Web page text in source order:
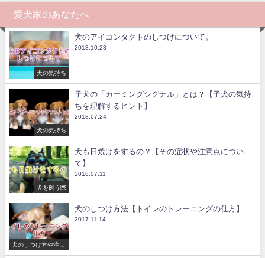
愛犬家のあなたへ
犬の気持ち
犬のアイコンタクトのしつけについて。
2018.10.23
犬の気持ち
子犬の「カーミングシグナル」とは？【子犬の気持
ちを理解するヒント】
2018.07.24
犬を飼う際
犬も日焼けをするの？【その症状や注意点につい
て】
2018.07.11
犬のしつけ方や注意
犬のしつけ方法【トイレのトレーニングの仕方】
2017.11.14